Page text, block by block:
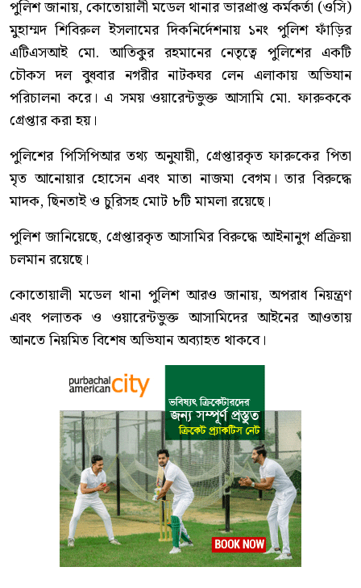
পুলিশ জানায়, কোতোয়ালী মডেল থানার ভারপ্রাপ্ত কর্মকর্তা (ওসি)
মুহাম্মদ শিবিরুল ইসলামের দিকনির্দেশনায় ১নং পুলিশ ফাঁড়ির
এটিএসআই মো. আতিকুর রহমানের নেতৃত্বে পুলিশের একটি
চৌকস দল বুধবার নগরীর নাটকঘর লেন এলাকায় অভিযান
পরিচালনা করে। এ সময় ওয়ারেন্টভুক্ত আসামি মো. ফারুককে
গ্রেপ্তার করা হয়।
পুলিশের পিসিপিআর তথ্য অনুযায়ী, গ্রেপ্তারকৃত ফারুকের পিতা
মৃত আনোয়ার হোসেন এবং মাতা নাজমা বেগম। তার বিরুদ্ধে
মাদক, ছিনতাই ও চুরিসহ মোট ৮টি মামলা রয়েছে।
পুলিশ জানিয়েছে, গ্রেপ্তারকৃত আসামির বিরুদ্ধে আইনানুগ প্রক্রিয়া
চলমান রয়েছে।
কোতোয়ালী মডেল থানা পুলিশ আরও জানায়, অপরাধ নিয়ন্ত্রণ
এবং পলাতক ও ওয়ারেন্টভুক্ত আসামিদের আইনের আওতায়
আনতে নিয়মিত বিশেষ অভিযান অব্যাহত থাকবে।